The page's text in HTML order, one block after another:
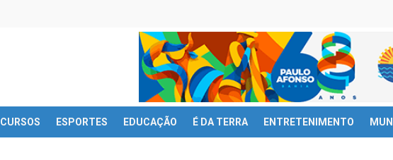
ESPORTES EDUCAÇÃO É DA TERRA ENTRETENIMENTO